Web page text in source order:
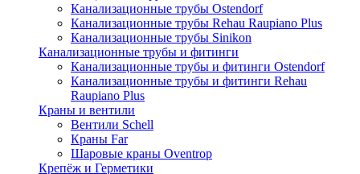
Канализационные трубы Ostendorf
Канализационные трубы Rehau Raupiano Plus
Канализационные трубы Sinikon
Канализационные трубы и фитинги
Канализационные трубы и фитинги Ostendorf
Канализационные трубы и фитинги Rehau
Raupiano Plus
Краны и вентили
Вентили Schell
Краны Far
Шаровые краны Oventrop
Крепёж и Герметики